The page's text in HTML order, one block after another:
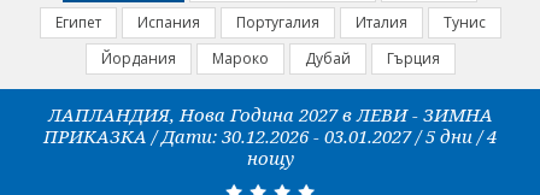
За нас
Форма за запитване
Контакти
Условия за записване
Документи
Египет
Испания Португалия Италия
Тунис
Йордания
Мароко Дубай Гърция
ЛАПЛАНДИЯ, Нова Година 2027 в ЛЕВИ - ЗИМНА
ПРИКАЗКА / Дати: 30.12.2026 - 03.01.2027 / 5 дни / 4
нощу